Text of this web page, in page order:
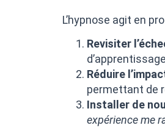
L’hypnose agit en
Revisiter
Réduire
permettant de
Installer de
expérience me